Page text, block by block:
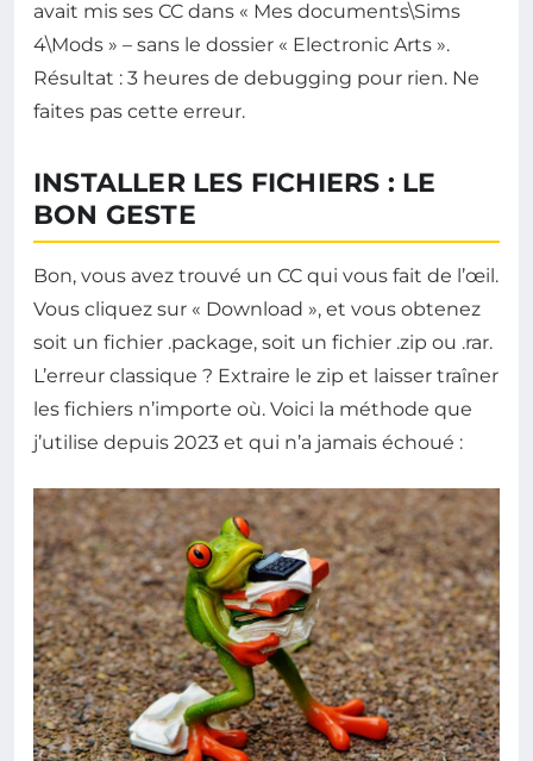
avait mis ses CC dans « Mes documents\Sims
4\Mods » – sans le dossier « Electronic Arts ».
Résultat : 3 heures de debugging pour rien. Ne
faites pas cette erreur.
INSTALLER LES FICHIERS : LE
BON GESTE
Bon, vous avez trouvé un CC qui vous fait de l’œil.
Vous cliquez sur « Download », et vous obtenez
soit un fichier .package, soit un fichier .zip ou .rar.
L’erreur classique ? Extraire le zip et laisser traîner
les fichiers n’importe où. Voici la méthode que
j’utilise depuis 2023 et qui n’a jamais échoué :